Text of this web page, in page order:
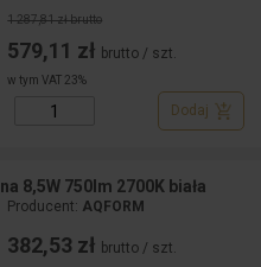
1 287,81 zł brutto
579,11 zł brutto / szt.
w tym VAT 23%
Dodaj
8,5W 750lm 2700K biała
Producent: AQFORM
382,53 zł brutto / szt.